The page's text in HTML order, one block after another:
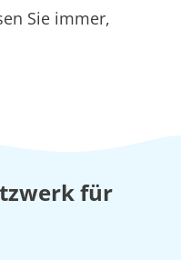
Sie immer,
für